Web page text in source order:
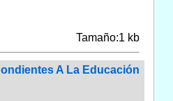
Tamaño:1 kb
A La Educación